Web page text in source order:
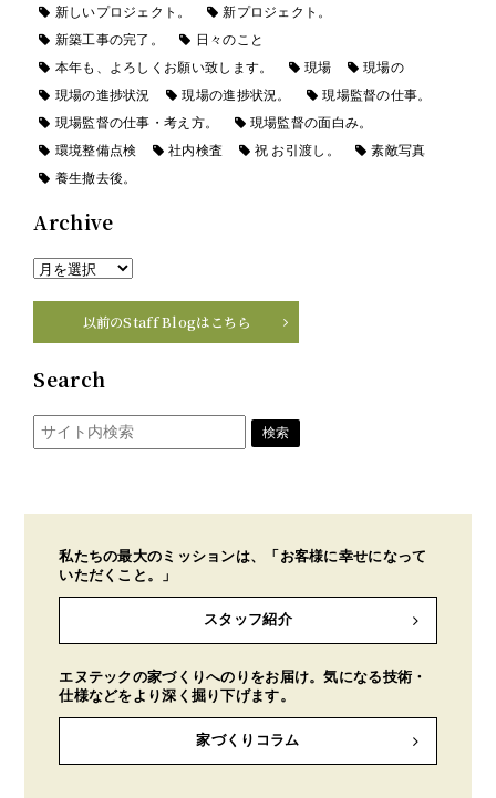
新しいプロジェクト。
新プロジェクト。
新築工事の完了。
日々のこと
本年も、よろしくお願い致します。
現場
現場の
現場の進捗状況
現場の進捗状況。
現場監督の仕事。
現場監督の仕事・考え方。
現場監督の面白み。
環境整備点検
社内検査 祝 お引渡し。
素敵写真
養生撤去後。
Archive
以前のStaff Blogはこちら
Search
私たちの最大のミッションは、「お客様に幸せになって
いただくこと。」
スタッフ紹介
エヌテックの家づくりへのりをお届け。気になる技術・
仕様などをより深く掘り下げます。
家づくりコラム